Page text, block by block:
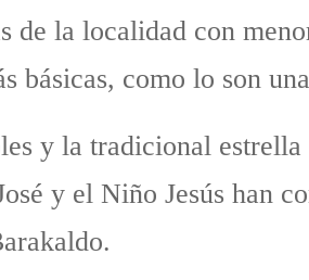
de la localidad con
básicas, como lo son
y la tradicional
y el Niño Jesús han